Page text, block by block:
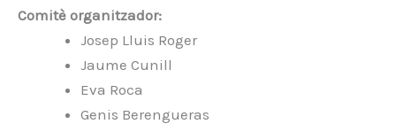
Comitè organitzador:
Josep Lluis Roger
Jaume Cunill
Eva Roca
Genis Berengueras